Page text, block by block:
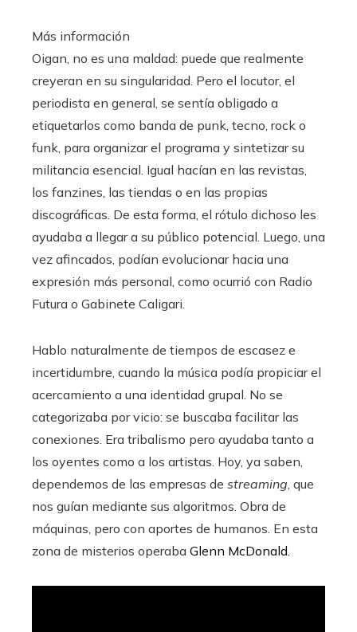
Más información
Oigan, no es una maldad: puede que realmente
creyeran en su singularidad. Pero el locutor, el
periodista en general, se sentía obligado a
etiquetarlos como banda de punk, tecno, rock o
funk, para organizar el programa y sintetizar su
militancia esencial. Igual hacían en las revistas,
los fanzines, las tiendas o en las propias
discográficas. De esta forma, el rótulo dichoso les
ayudaba a llegar a su público potencial. Luego, una
vez afincados, podían evolucionar hacia una
expresión más personal, como ocurrió con Radio
Futura o Gabinete Caligari.
Hablo naturalmente de tiempos de escasez e
incertidumbre, cuando la música podía propiciar el
acercamiento a una identidad grupal. No se
categorizaba por vicio: se buscaba facilitar las
conexiones. Era tribalismo pero ayudaba tanto a
los oyentes como a los artistas. Hoy, ya saben,
dependemos de las empresas de streaming , que
nos guían mediante sus algoritmos. Obra de
máquinas, pero con aportes de humanos. En esta
zona de misterios operaba Glenn McDonald.